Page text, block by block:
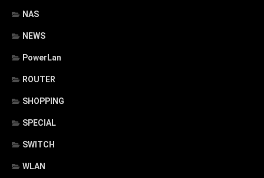
NAS
NEWS
PowerLan
ROUTER
SHOPPING
SPECIAL
SWITCH
WLAN